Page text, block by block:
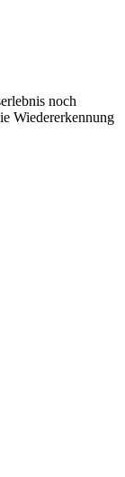
noch
Wiedererkennung